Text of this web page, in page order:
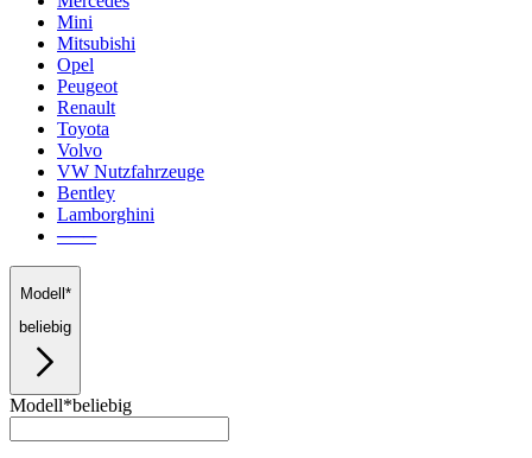
Mini
Mitsubishi
Opel
Peugeot
Renault
Toyota
Volvo
VW Nutzfahrzeuge
Bentley
Lamborghini
───
Modell*
beliebig
Modell*beliebig